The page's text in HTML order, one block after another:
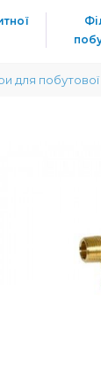
для